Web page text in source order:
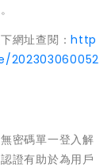
網址查閱：http
202303060052
密碼單一登入解
證有助於為用戶